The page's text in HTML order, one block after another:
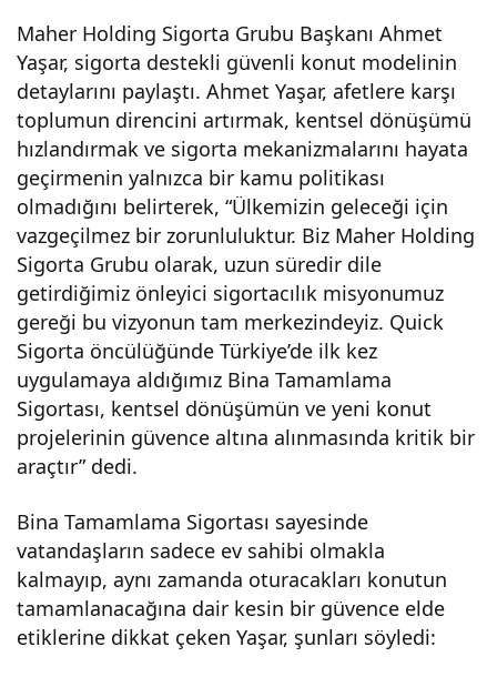
Maher Holding Sigorta Grubu Başkanı Ahmet
Yaşar, sigorta destekli güvenli konut modelinin
detaylarını paylaştı. Ahmet Yaşar, afetlere karşı
toplumun direncini artırmak, kentsel dönüşümü
hızlandırmak ve sigorta mekanizmalarını hayata
geçirmenin yalnızca bir kamu politikası
olmadığını belirterek, “Ülkemizin geleceği için
vazgeçilmez bir zorunluluktur. Biz Maher Holding
Sigorta Grubu olarak, uzun süredir dile
getirdiğimiz önleyici sigortacılık misyonumuz
gereği bu vizyonun tam merkezindeyiz. Quick
Sigorta öncülüğünde Türkiye’de ilk kez
uygulamaya aldığımız Bina Tamamlama
Sigortası, kentsel dönüşümün ve yeni konut
projelerinin güvence altına alınmasında kritik bir
araçtır” dedi.
Bina Tamamlama Sigortası sayesinde
vatandaşların sadece ev sahibi olmakla
kalmayıp, aynı zamanda oturacakları konutun
tamamlanacağına dair kesin bir güvence elde
etiklerine dikkat çeken Yaşar, şunları söyledi:
e
Altı
na
Alın
!